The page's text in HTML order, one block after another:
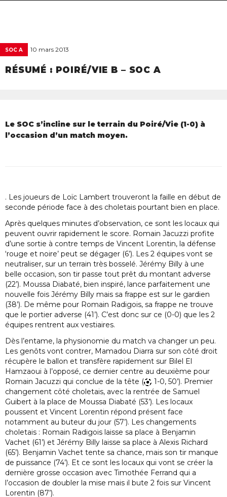
SOC A 10 mars 2013
RÉSUMÉ : POIRÉ/VIE B – SOC A
Le SOC s’incline sur le terrain du Poiré/Vie (1-0) à
l’occasion d’un match moyen.
. Les joueurs de Loïc Lambert trouveront la faille en début de
seconde période face à des choletais pourtant bien en place.
Après quelques minutes d’observation, ce sont les locaux qui
peuvent ouvrir rapidement le score. Romain Jacuzzi profite
d’une sortie à contre temps de Vincent Lorentin, la défense
‘rouge et noire’ peut se dégager (6’). Les 2 équipes vont se
neutraliser, sur un terrain très bosselé. Jérémy Billy à une
belle occasion, son tir passe tout prêt du montant adverse
(22’). Moussa Diabaté, bien inspiré, lance parfaitement une
nouvelle fois Jérémy Billy mais sa frappe est sur le gardien
(38’). De même pour Romain Radigois, sa frappe ne trouve
que le portier adverse (41’). C’est donc sur ce (0-0) que les 2
équipes rentrent aux vestiaires.
Dès l’entame, la physionomie du match va changer un peu.
Les genôts vont contrer, Mamadou Diarra sur son côté droit
récupère le ballon et transfère rapidement sur Bilel El
Hamzaoui à l’opposé, ce dernier centre au deuxième pour
Romain Jacuzzi qui conclue de la tête (
1-0, 50’). Premier
changement côté choletais, avec la rentrée de Samuel
Guibert à la place de Moussa Diabaté (53’). Les locaux
poussent et Vincent Lorentin répond présent face
notamment au buteur du jour (57’). Les changements
choletais : Romain Radigois laisse sa place à Benjamin
Vachet (61’) et Jérémy Billy laisse sa place à Alexis Richard
(65’). Benjamin Vachet tente sa chance, mais son tir manque
de puissance (74’). Et ce sont les locaux qui vont se créer la
dernière grosse occasion avec Timothée Ferrand qui a
l’occasion de doubler la mise mais il bute 2 fois sur Vincent
Lorentin (87’).